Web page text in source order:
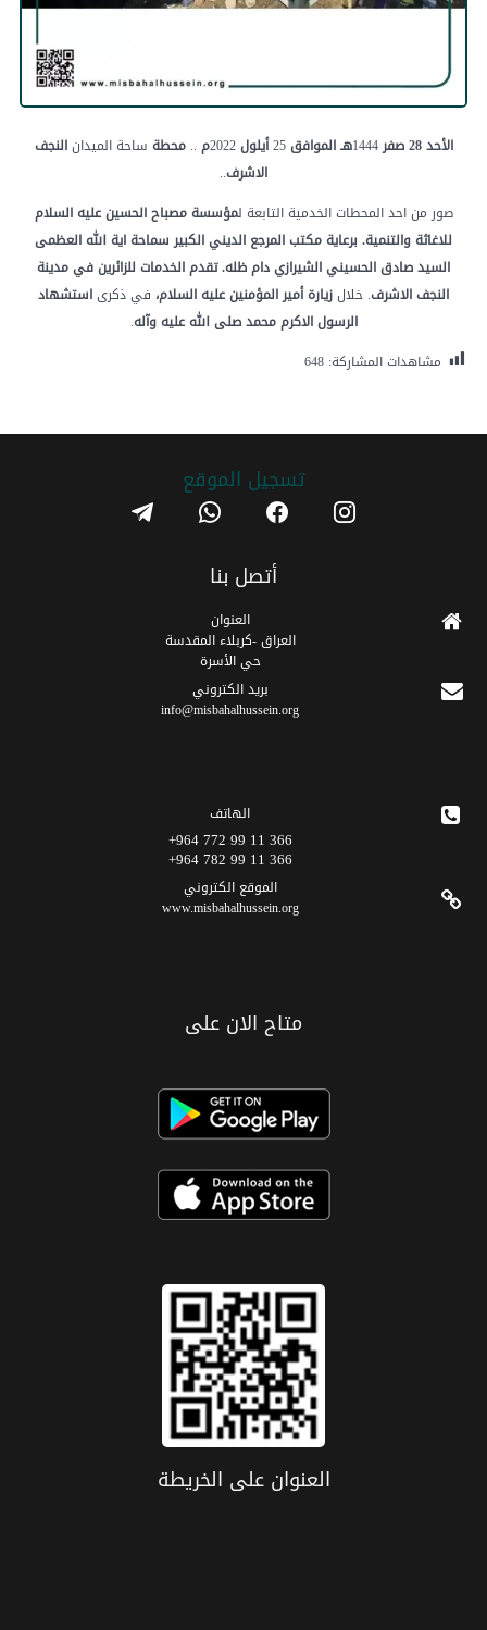
الأحد 28 صفر 1444 هـ الموافق25 أيلول2022 م ..محطة ساحة الميدانالنجف
الاشرف..
صور من احد المحطات الخدمية التابعة لمؤسسة مصباح الحسين عليه السلام
للاغاثةوالتنمية. برعايةمكتبالمرجع الدينيالكبير سماحةايةاللهالعظمى
السيدصادقالحسينيالشيرازيدامظله. تقدمالخدمات للزائرينفيمدينة
النجفالاشرف. خلالزيارةأميرالمؤمنينعليهالسلام، في ذكرىاستشهاد
الرسول الاكرم محمد صلى الله عليه وآله.
مشاهدات المشاركة: 648
تسجیل الموقع instagram
facebook
whatsapp
telegram
أتصل بنا
العنوان
العراق -كربلاء المقدسة
حي الأسرة
برید الکتروني
info@misbahalhussein.org
الهاتف
366 11 99 772 964+
366 11 99 782 964+
الموقع الکتروني
www.misbahalhussein.org
متاح الان على
العنوان علی الخریطة